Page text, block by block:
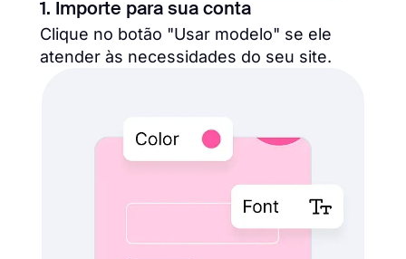
1. Importe para sua conta
Clique no botão "Usar modelo" se ele
atender às necessidades do seu site.